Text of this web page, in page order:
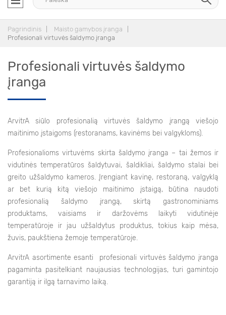
Pagrindinis
Maisto gamybos įranga
Profesionali virtuvės šaldymo įranga
Profesionali virtuvės šaldymo
įranga
ArvitrA siūlo profesionalią virtuvės šaldymo įrangą viešojo
maitinimo įstaigoms (restoranams, kavinėms bei valgykloms).
Profesionalioms virtuvėms skirta šaldymo įranga – tai žemos ir
vidutinės temperatūros šaldytuvai, šaldikliai, šaldymo stalai bei
greito užšaldymo kameros. Įrengiant kavinę, restoraną, valgyklą
ar bet kurią kitą viešojo maitinimo įstaigą, būtina naudoti
profesionalią šaldymo įrangą, skirtą gastronominiams
produktams, vaisiams ir daržovėms laikyti vidutinėje
temperatūroje ir jau užšaldytus produktus, tokius kaip mėsa,
žuvis, paukštiena žemoje temperatūroje.
ArvitrA asortimente esanti profesionali virtuvės šaldymo įranga
pagaminta pasitelkiant naujausias technologijas, turi gamintojo
garantiją ir ilgą tarnavimo laiką.